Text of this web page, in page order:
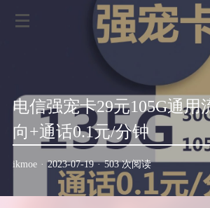
电信强宠卡29元105G通用
向+通话0.1元/分钟
ikmoe · 2023-07-19 · 503 次阅读